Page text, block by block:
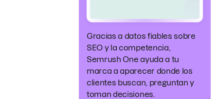
Gracias a datos fiables sobre
SEO y la competencia,
Semrush One ayuda a tu
marca a aparecer donde los
clientes buscan, preguntan y
toman decisiones.